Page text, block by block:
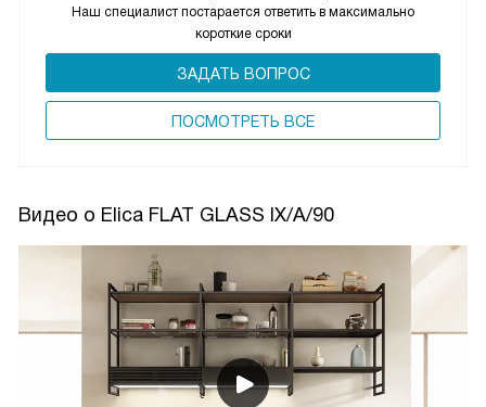
Наш специалист постарается ответить в максимально
короткие сроки
ЗАДАТЬ ВОПРОС
ПОCМОТРЕТЬ ВСЕ
Видео о Elica FLAT GLASS IX/A/90